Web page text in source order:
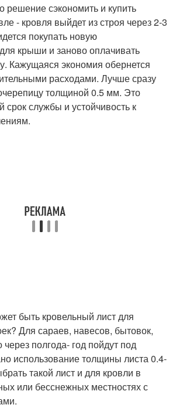
решение сэкономить и купить
- кровля выйдет из строя через 2-3
покупать новую
крыши и заново оплачивать
Кажущаяся экономия обернется
расходами. Лучше сразу
толщиной 0.5 мм. Это
срок службы и устойчивость к
быть кровельный лист для
Для сараев, навесов, бытовок,
полгода- год пойдут под
использование толщины листа 0.4-
такой лист и для кровли в
или бесснежных местностях с